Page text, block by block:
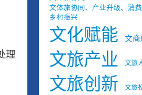
理
文体旅协同、产业升级、消费
乡村振兴
文化赋能 文商
文旅产业 文旅
文旅创新
文旅